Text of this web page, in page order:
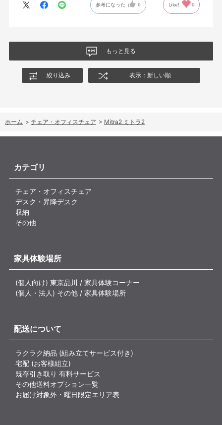
参考になった 0 Like! 0
もっと見る
絞り込み 表示：新しい順
ホーム > チェア・オフィスチェア > Mitra2 ミトラ2
カテゴリ
チェア・オフィスチェア
デスク・昇降デスク
収納
その他
家具体験場所
(個人向け) 東京品川 / 家具体験コーナー
(個人・法人) その他 / 家具体験場所
配送について
ラクラク納品 (組み立てサービス付き)
宅配 (お客様組立)
既存引き取り 有料サービス
その他送料オプション一覧
お届け対象外・曜日限定エリア表